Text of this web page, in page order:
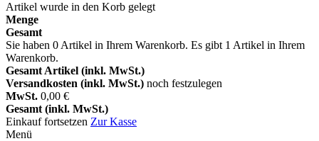
Artikel wurde in den Korb gelegt
Menge
Gesamt
Sie haben 0 Artikel in Ihrem Warenkorb. Es gibt 1 Artikel in Ihrem
Warenkorb.
Gesamt Artikel (inkl. MwSt.)
Versandkosten (inkl. MwSt.) noch festzulegen
MwSt. 0,00 €
Gesamt (inkl. MwSt.)
Einkauf fortsetzen Zur Kasse
Menü